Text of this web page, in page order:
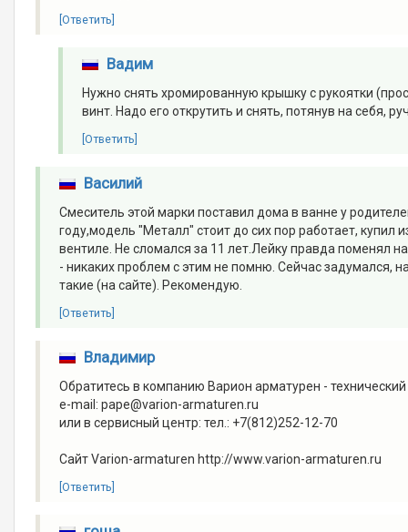
[Ответить]
Вадим
Нужно снять хромированную крышку с рукоятки
винт. Надо его открутить и снять, потянув на себя,
[Ответить]
Василий
Смеситель этой марки поставил дома в ванне у
году,модель "Металл" стоит до сих пор работает,
вентиле. Не сломался за 11 лет.Лейку правда поменял
- никаких проблем с этим не помню. Сейчас
такие (на сайте). Рекомендую.
[Ответить]
Владимир
Обратитесь в компанию Варион арматурен -
e-mail: pape@varion-armaturen.ru
или в сервисный центр: тел.: +7(812)252-12-70
Сайт Varion-armaturen http://www.varion-armaturen.ru
[Ответить]